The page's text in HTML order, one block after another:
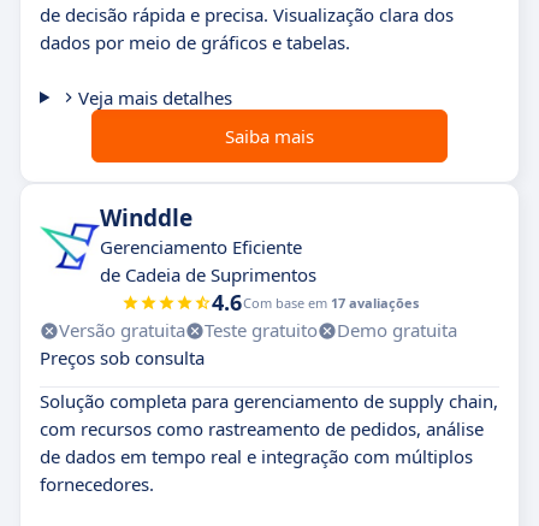
de decisão rápida e precisa. Visualização clara dos
dados por meio de gráficos e tabelas.
Veja mais detalhes
Saiba mais
Winddle
Gerenciamento Eficiente
de Cadeia de Suprimentos
4.6Com base em 17 avaliações
Versão gratuita Teste gratuito
Demo gratuita
Preços sob consulta
Solução completa para gerenciamento de supply chain,
com recursos como rastreamento de pedidos, análise
de dados em tempo real e integração com múltiplos
fornecedores.